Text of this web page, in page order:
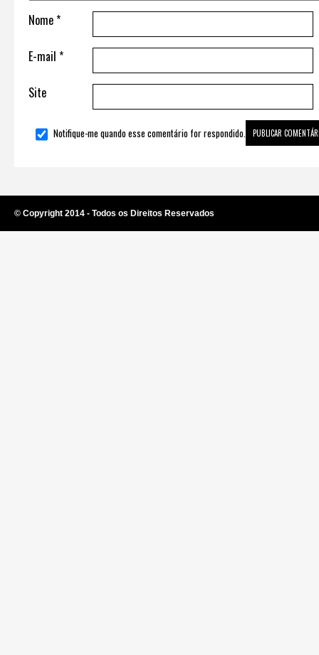
Nome*
E-mail *
Site
Notifique-me quando esse comentário for respondido.
© Copyright 2014 - Todos os Direitos Reservados